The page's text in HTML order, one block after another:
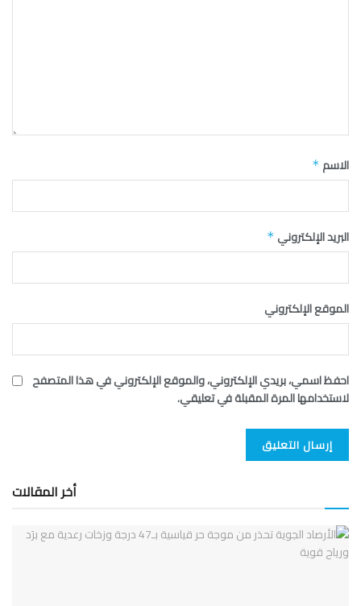
الاسم *
البريد الإلكتروني *
الموقع الإلكتروني
احفظ اسمي، بريدي الإلكتروني، والموقع الإلكتروني في هذا المتصفح
لاستخدامها المرة المقبلة في تعليقي.
أخر المقالات